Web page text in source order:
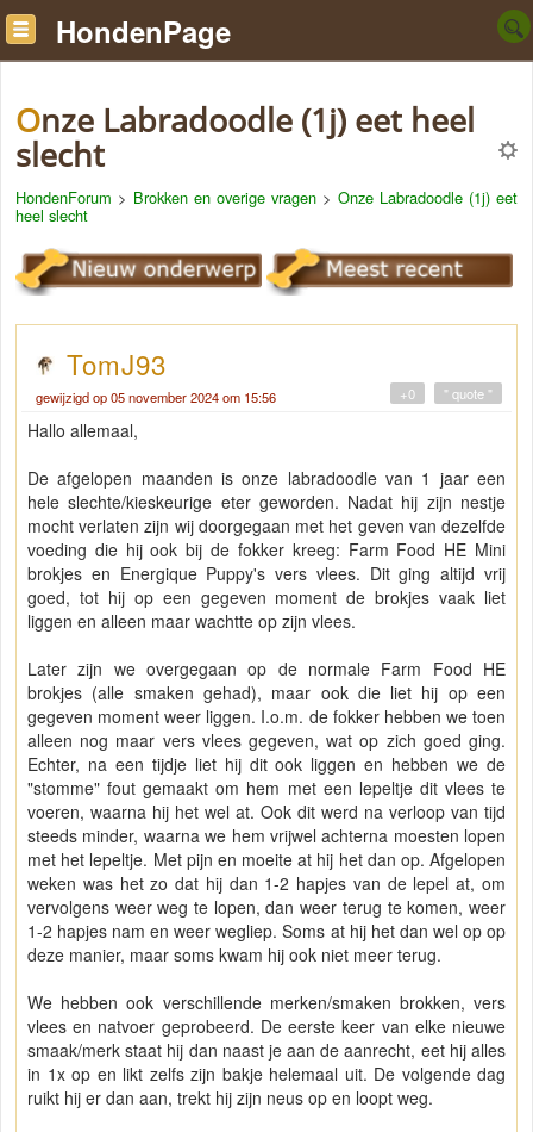
HondenPage
Onze Labradoodle (1j) eet heel
slecht
HondenForum > Brokken en overige vragen > Onze Labradoodle (1j) eet
heel slecht
TomJ93
gewijzigd op 05 november 2024 om 15:56 " quote "
+0
Hallo allemaal,
De afgelopen maanden is onze labradoodle van 1 jaar een
hele slechte/kieskeurige eter geworden. Nadat hij zijn nestje
mocht verlaten zijn wij doorgegaan met het geven van dezelfde
voeding die hij ook bij de fokker kreeg: Farm Food HE Mini
brokjes en Energique Puppy's vers vlees. Dit ging altijd vrij
goed, tot hij op een gegeven moment de brokjes vaak liet
liggen en alleen maar wachtte op zijn vlees.
Later zijn we overgegaan op de normale Farm Food HE
brokjes (alle smaken gehad), maar ook die liet hij op een
gegeven moment weer liggen. I.o.m. de fokker hebben we toen
alleen nog maar vers vlees gegeven, wat op zich goed ging.
Echter, na een tijdje liet hij dit ook liggen en hebben we de
"stomme" fout gemaakt om hem met een lepeltje dit vlees te
voeren, waarna hij het wel at. Ook dit werd na verloop van tijd
steeds minder, waarna we hem vrijwel achterna moesten lopen
met het lepeltje. Met pijn en moeite at hij het dan op. Afgelopen
weken was het zo dat hij dan 1-2 hapjes van de lepel at, om
vervolgens weer weg te lopen, dan weer terug te komen, weer
1-2 hapjes nam en weer wegliep. Soms at hij het dan wel op op
deze manier, maar soms kwam hij ook niet meer terug.
We hebben ook verschillende merken/smaken brokken, vers
vlees en natvoer geprobeerd. De eerste keer van elke nieuwe
smaak/merk staat hij dan naast je aan de aanrecht, eet hij alles
in 1x op en likt zelfs zijn bakje helemaal uit. De volgende dag
ruikt hij er dan aan, trekt hij zijn neus op en loopt weg.